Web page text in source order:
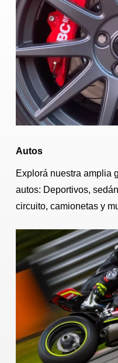
Autos
Explorá nuestra amplia
autos: Deportivos,
circuito, camionetas y